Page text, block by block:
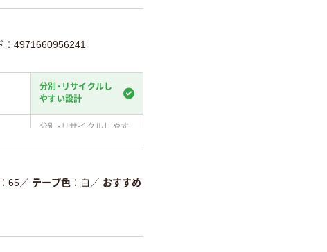
：4971660956241
分別・リサイクルし
やすい設計
分別・リサイクルしやす
削減
詳細「
65／ テープ色 白 ／ おすすめ